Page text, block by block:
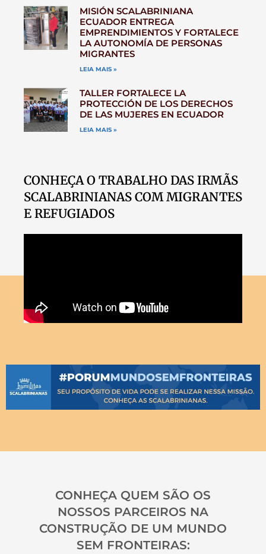
MISIÓN SCALABRINIANA
ECUADOR ENTREGA
EMPRENDIMIENTOS Y FORTALECE
LA AUTONOMÍA DE PERSONAS
MIGRANTES
LEIA MAIS »
TALLER FORTALECE LA
PROTECCIÓN DE LOS DERECHOS
DE LAS MUJERES EN ECUADOR
LEIA MAIS »
CONHEÇA O TRABALHO DAS IRMÃS
SCALABRINIANAS COM MIGRANTES
E REFUGIADOS
CONHEÇA QUEM SÃO OS
NOSSOS PARCEIROS NA
CONSTRUÇÃO DE UM MUNDO
SEM FRONTEIRAS: